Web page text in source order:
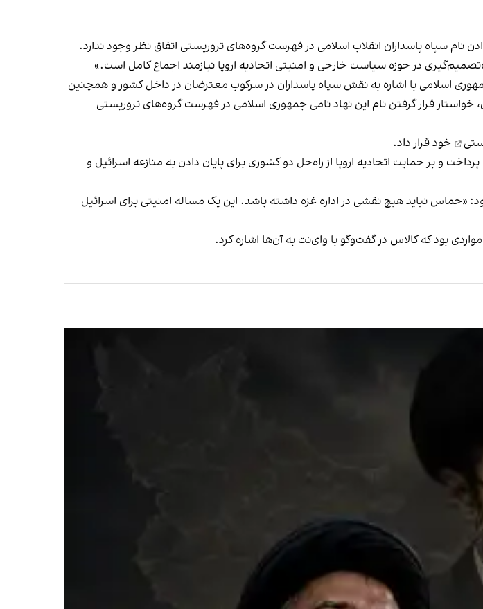
نام سپاه پاسداران انقلاب اسلامی در فهرست گروه‌های تروریستی اتفاق نظر وجود ندارد.
در حوزه سیاست خارجی و امنیتی اتحادیه اروپا نیازمند اجماع کامل است.»
اسلامی با اشاره به نقش سپاه پاسداران در سرکوب معترضان در داخل کشور و همچنین
قرار گرفتن نام این نهاد نامی جمهوری اسلامی در فهرست گروه‌های تروریستی
خود قرار داد.
و بر حمایت اتحادیه اروپا از راه‌حل دو کشوری برای پایان دادن به منازعه اسرائیل و
«حماس نباید هیچ نقشی در اداره غزه داشته باشد. این یک مساله‌ امنیتی برای اسرائیل
بود که کالاس در گفت‌وگو با وای‌نت به آن‌ها اشاره کرد.